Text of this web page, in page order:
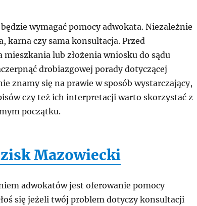
wymagać pomocy adwokata. Niezależnie
karna czy sama konsultacja. Przed
lub złożenia wniosku do sądu
drobiazgowej porady dotyczącej
znamy się na prawie w sposób wystarczający,
czy też ich interpretacji warto skorzystać z
początku.
Mazowiecki
adwokatów jest oferowanie pomocy
się jeżeli twój problem dotyczy konsultacji